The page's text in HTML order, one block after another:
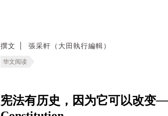
撰文 張采軒（大田執行編輯）
华文阅读
宪法有历史，因为它可以改变